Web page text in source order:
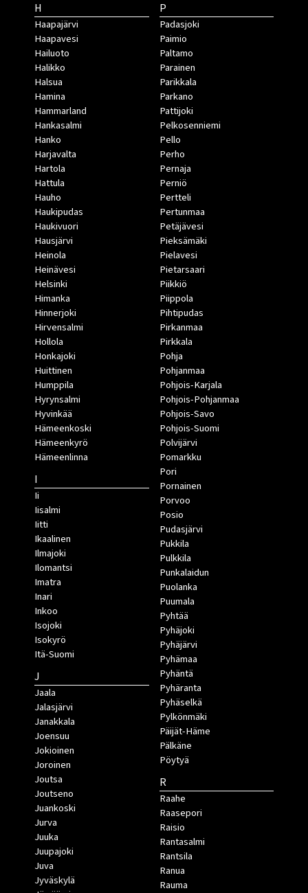
H
Haapajärvi
Haapavesi
Hailuoto
Halikko
Halsua
Hamina
Hammarland
Hankasalmi
Hanko
Harjavalta
Hartola
Hattula
Hauho
Haukipudas
Haukivuori
Hausjärvi
Heinola
Heinävesi
Helsinki
Himanka
Hinnerjoki
Hirvensalmi
Hollola
Honkajoki
Huittinen
Humppila
Hyrynsalmi
Hyvinkää
Hämeenkoski
Hämeenkyrö
Hämeenlinna
I
Ii
Iisalmi
Iitti
Ikaalinen
Ilmajoki
Ilomantsi
Imatra
Inari
Inkoo
Isojoki
Isokyrö
Itä-Suomi
J
Jaala
Jalasjärvi
Janakkala
Joensuu
Jokioinen
Joroinen
Joutsa
Joutseno
Juankoski
Jurva
Juuka
Juupajoki
Juva
Jyväskylä
P
Padasjoki
Paimio
Paltamo
Parainen
Parikkala
Parkano
Pattijoki
Pelkosenniemi
Pello
Perho
Pernaja
Perniö
Pertteli
Pertunmaa
Petäjävesi
Pieksämäki
Pielavesi
Pietarsaari
Piikkiö
Piippola
Pihtipudas
Pirkanmaa
Pirkkala
Pohja
Pohjanmaa
Pohjois-Karjala
Pohjois-Pohjanmaa
Pohjois-Savo
Pohjois-Suomi
Polvijärvi
Pomarkku
Pori
Pornainen
Porvoo
Posio
Pudasjärvi
Pukkila
Pulkkila
Punkalaidun
Puolanka
Puumala
Pyhtää
Pyhäjoki
Pyhäjärvi
Pyhämaa
Pyhäntä
Pyhäranta
Pyhäselkä
Pylkönmäki
Päijät-Häme
Pälkäne
Pöytyä
R
Raahe
Raasepori
Raisio
Rantasalmi
Rantsila
Ranua
Rauma